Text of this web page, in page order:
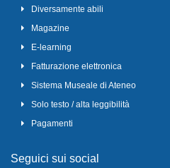
Diversamente abili
Magazine
E-learning
Fatturazione elettronica
Sistema Museale di Ateneo
Solo testo / alta leggibilità
Pagamenti
Seguici sui social